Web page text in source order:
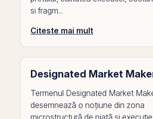
si fragm...
Citeste mai mult
Designated Market
Termenul Designated Market
desemnează o noțiune din zona
microstructură de piață și